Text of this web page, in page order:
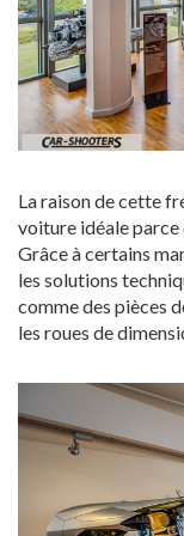
La raison de cette
voiture idéale parce
Grâce à certains
les solutions
comme des pièces
les roues de